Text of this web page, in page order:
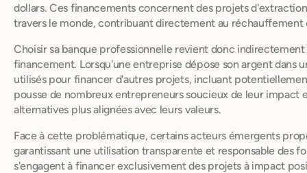
dollars. Ces financements concernent des projets
travers le monde, contribuant directement au réchauffement
Choisir sa banque professionnelle revient donc
financement. Lorsqu'une entreprise dépose son argent dans
utilisés pour financer d'autres projets, incluant
pousse de nombreux entrepreneurs soucieux de leur impact
alternatives plus alignées avec leurs valeurs.
Face à cette problématique, certains acteurs émergents
garantissant une utilisation transparente et responsable des
s'engagent à financer exclusivement des projets à impact